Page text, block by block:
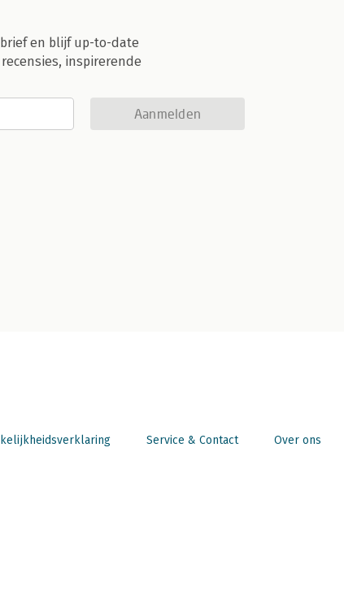
en blijf up-to-date
inspirerende
Aanmelden
Service & Contact Over ons